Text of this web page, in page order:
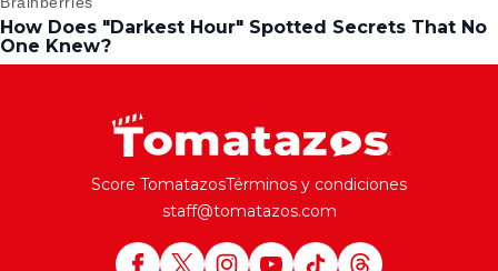
Score TomatazosTérminos y condiciones
staff@tomatazos.com